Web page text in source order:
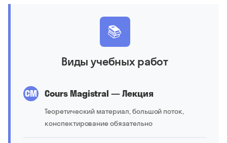
📚
Виды учебных работ
CM Cours Magistral — Лекция
Теоретический материал, большой поток,
конспектирование обязательно